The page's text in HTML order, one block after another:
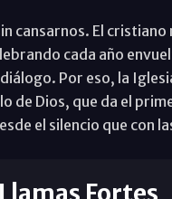
cansarnos. El cristiano
cada año
Por eso, la
de Dios, que da el
el silencio que con